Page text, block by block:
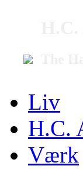
Liv
H.C.
Værk